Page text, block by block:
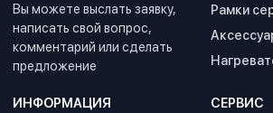
Вы можете выслать заявку,
написать свой вопрос,
комментарий или сделать
предложение
Рамки
ИНФОРМАЦИЯ
СЕРВИС